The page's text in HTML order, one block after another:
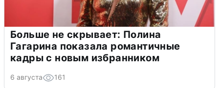
Больше не скрывает: Полина
Гагарина показала романтичные
кадры с новым избранником
6 августа 161